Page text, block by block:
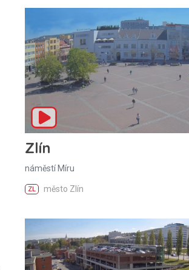
Zlín
náměstí Míru
ZL město Zlín